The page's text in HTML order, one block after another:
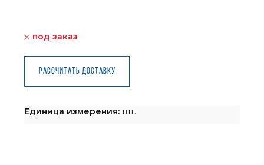
под заказ
Рассчитать доставку
Единица измерения: шт.